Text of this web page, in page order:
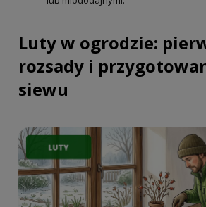
Luty w ogrodzie:
rozsady i
siewu